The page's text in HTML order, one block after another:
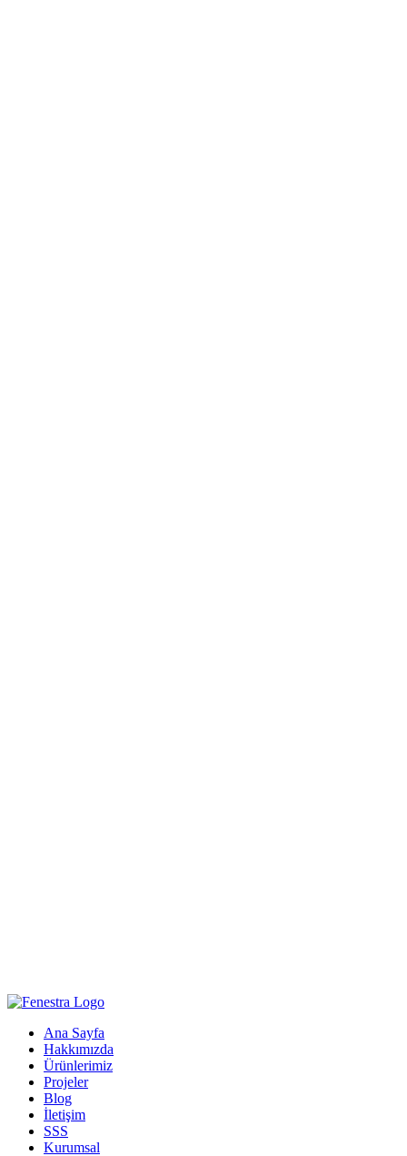
Ana Sayfa
Hakkımızda
Ürünlerimiz
Projeler
Blog
İletişim
SSS
Kurumsal